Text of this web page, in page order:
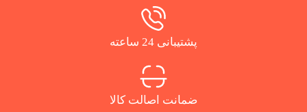
پشتیبانی 24 ساعته
ضمانت اصالت کالا